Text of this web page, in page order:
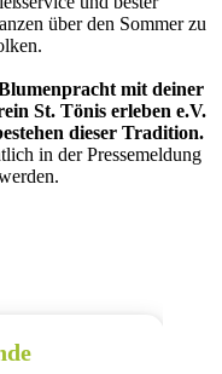
über den Sommer zu
mit deiner
St. Tönis erleben e.V.
dieser Tradition.
in der Pressemeldung